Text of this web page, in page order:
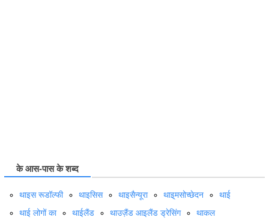
के आस-पास के शब्द
थाइस रूडॉल्फी थाइसिस थाइसैन्यूरा थाइ्मसोच्छेदन
थाई
थाई लोगों का
थाईलैंड थाउज़ैंड आइलैंड ड्रेसिंग थाकल